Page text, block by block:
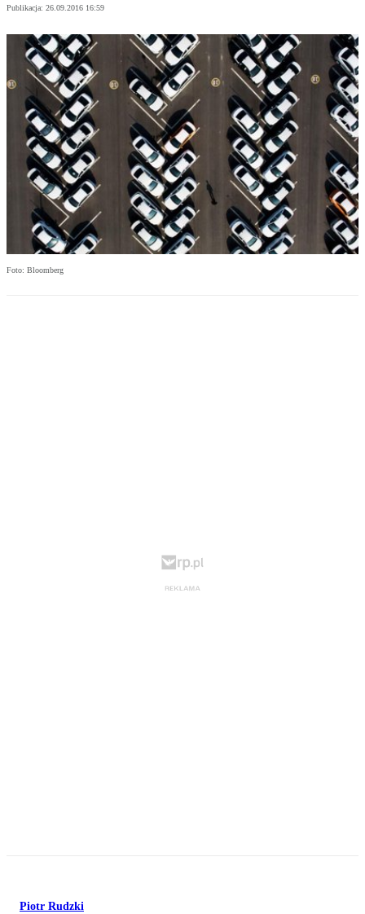
Publikacja: 26.09.2016 16:59
Foto: Bloomberg
Piotr Rudzki